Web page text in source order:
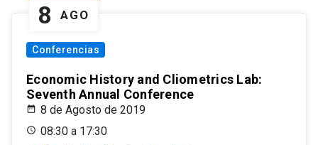
8 AGO
Conferencias
Economic History and Cliometrics Lab:
Seventh Annual Conference
8 de Agosto de 2019
08:30 a 17:30